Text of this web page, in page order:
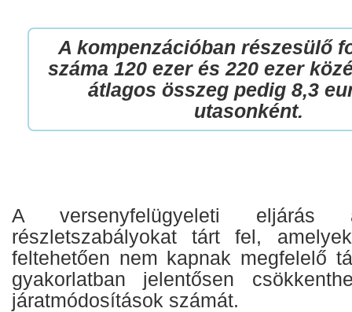
A kompenzációban részesülő
száma 120 ezer és 220 ezer
átlagos összeg pedig 8,3
utasonként.
A versenyfelügyeleti eljárás
részletszabályokat tárt fel,
feltehetően nem kapnak megfelelő
gyakorlatban jelentősen
járatmódosítások számát.